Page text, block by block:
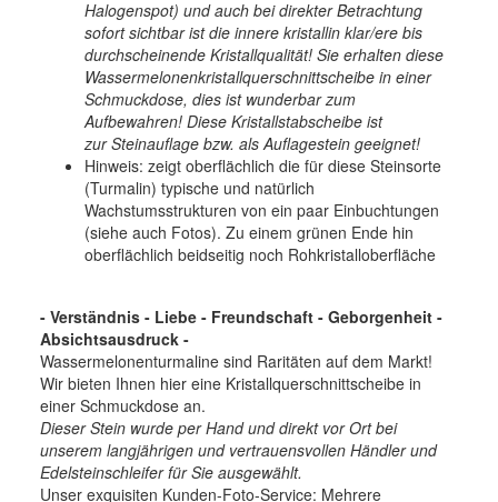
Halogenspot) und auch bei direkter Betrachtung
sofort sichtbar ist die innere kristallin klar/ere bis
durchscheinende Kristallqualität! Sie erhalten diese
Wassermelonenkristallquerschnittscheibe in einer
Schmuckdose, dies ist wunderbar zum
Aufbewahren! Diese Kristallstabscheibe ist
zur Steinauflage bzw. als Auflagestein geeignet!
Hinweis: zeigt oberflächlich die für diese Steinsorte
(Turmalin) typische und natürlich
Wachstumsstrukturen von ein paar Einbuchtungen
(siehe auch Fotos). Zu einem grünen Ende hin
oberflächlich beidseitig noch Rohkristalloberfläche
- Verständnis - Liebe - Freundschaft - Geborgenheit -
Absichtsausdruck -
Wassermelonenturmaline sind Raritäten auf dem Markt!
Wir bieten Ihnen hier eine Kristallquerschnittscheibe in
einer Schmuckdose an.
Dieser Stein wurde per Hand und direkt vor Ort bei
unserem langjährigen und vertrauensvollen Händler und
Edelsteinschleifer für Sie ausgewählt.
Unser exquisiten Kunden-Foto-Service: Mehrere